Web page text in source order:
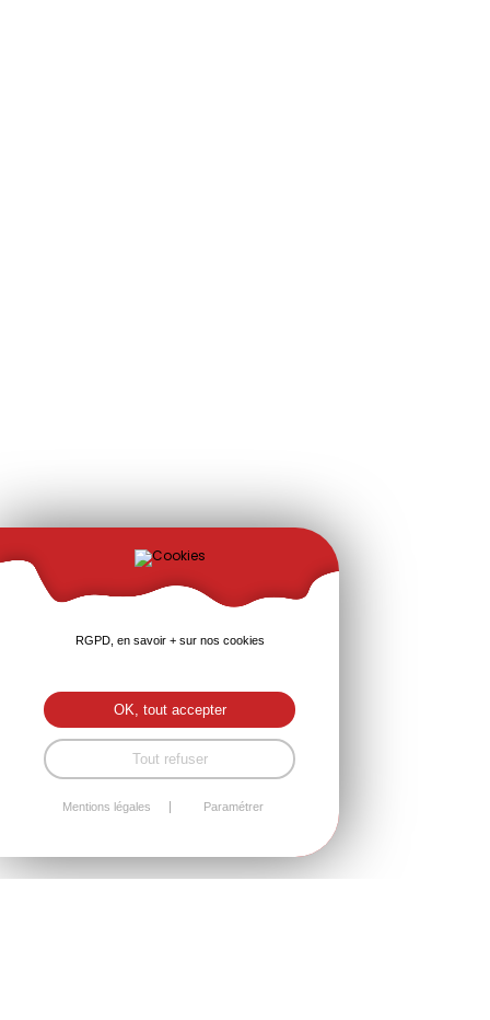
RGPD, en savoir + sur nos cookies
OK, tout accepter
Tout refuser
Mentions légales Paramétrer